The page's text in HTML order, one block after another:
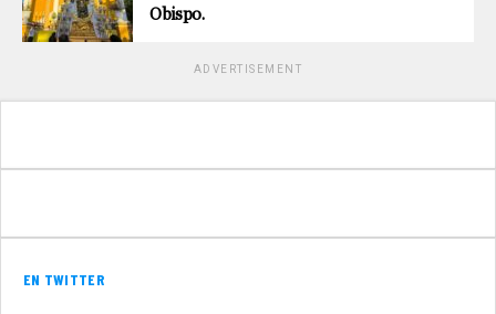
Obispo.
ADVERTISEMENT
EN TWITTER